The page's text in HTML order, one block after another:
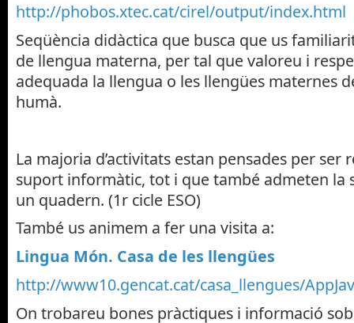
http://phobos.xtec.cat/cirel/output/index.html
Seqüència didàctica que busca que us
de llengua materna, per tal que valoreu i
adequada la llengua o les llengües maternes
humà.
La majoria d’activitats estan pensades per ser
suport informàtic, tot i que també admeten la
un quadern. (1r cicle ESO)
També us animem a fer una visita a:
Lingua Món. Casa de les llengües
http://www10.gencat.cat/casa_llengues/
On trobareu bones pràctiques i informació